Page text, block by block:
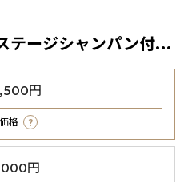
レ セゾンが贈る プレステージシャンパン付き お二人だけの記念日プラン
円
格 ?
円